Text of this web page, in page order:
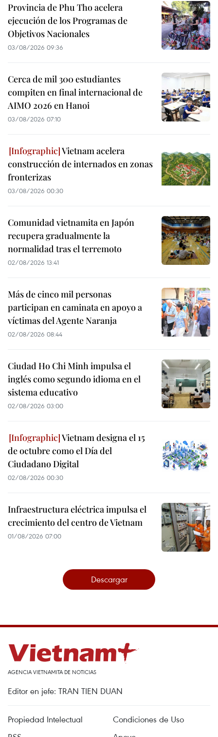
Provincia de Phu Tho acelera
ejecución de los Programas de
Objetivos Nacionales
03/08/2026 09:36
Cerca de mil 300 estudiantes
compiten en final internacional de
AIMO 2026 en Hanoi
03/08/2026 07:10
Vietnam acelera
construcción de internados en zonas
fronterizas
03/08/2026 00:30
Comunidad vietnamita en Japón
recupera gradualmente la
normalidad tras el terremoto
02/08/2026 13:41
Más de cinco mil personas
participan en caminata en apoyo a
víctimas del Agente Naranja
02/08/2026 08:44
Ciudad Ho Chi Minh impulsa el
inglés como segundo idioma en el
sistema educativo
02/08/2026 03:00
Vietnam designa el 15
de octubre como el Día del
Ciudadano Digital
02/08/2026 00:30
Infraestructura eléctrica impulsa el
crecimiento del centro de Vietnam
01/08/2026 07:00
Descargar
AGENCIA VIETNAMITA DE NOTICIAS
Editor en jefe: TRAN TIEN DUAN
Propiedad Intelectual
Condiciones de Uso